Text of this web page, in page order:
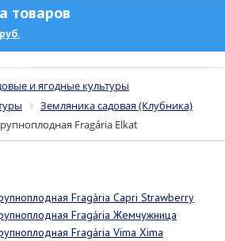
товаров
и ягодные культуры
Земляника садовая (Клубника)
Fragária Elkat
Fragária Capri Strawberry
Fragária Жемчужница
Fragária Vima Xima